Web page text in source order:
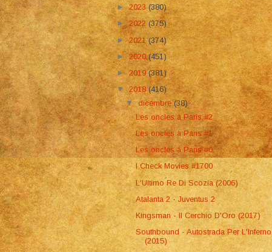
►2023(380)
►2022 (375)
►2021(374)
►2020(451)
►2019(381)
▼2018(416)
▼dicembre(38)
Les oncles à Paris #2
Les oncles à Paris #1
Les oncles à Paris #0
I Check Movies #1700
L'Ultimo Re Di Scozia (2006)
Atalanta 2 - Juventus 2
Kingsman - Il Cerchio D'Oro (2017)
Southbound - Autostrada Per L'Inferno
(2015)